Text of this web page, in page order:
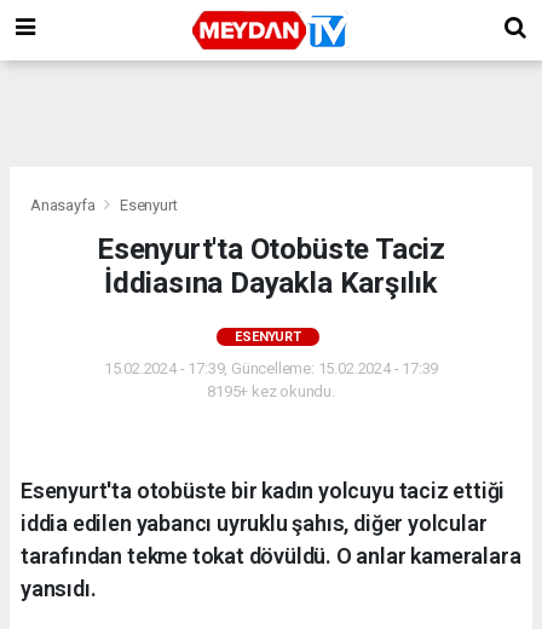
Anasayfa Esenyurt
Esenyurt'ta Otobüste Taciz
İddiasına Dayakla Karşılık
ESENYURT
15.02.2024 - 17:39, Güncelleme: 15.02.2024 - 17:39
8195+ kez okundu.
Esenyurt'ta otobüste bir kadın yolcuyu taciz ettiği
iddia edilen yabancı uyruklu şahıs, diğer yolcular
tarafından tekme tokat dövüldü. O anlar kameralara
yansıdı.